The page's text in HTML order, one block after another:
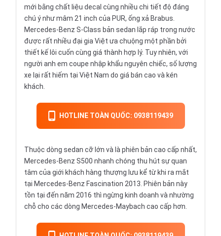
mới bằng chất liệu decal cùng nhiều chi tiết độ đáng
chú ý như mâm 21 inch của PUR, ống xả Brabus.
Mercedes-Benz S-Class bản sedan lắp ráp trong nước
được rất nhiều đại gia Việt ưa chuộng một phần bởi
thiết kế lôi cuốn cùng giá thành hợp lý. Tuy nhiên, với
người anh em coupe nhập khẩu nguyên chiếc, số lượng
xe lại rất hiếm tại Việt Nam do giá bán cao và kén
khách.
HOTLINE TOÀN QUỐC: 0938119439
Thuộc dòng sedan cỡ lớn và là phiên bản cao cấp nhất,
Mercedes-Benz S500 nhanh chóng thu hút sự quan
tâm của giới khách hàng thượng lưu kể từ khi ra mắt
tại Mercedes-Benz Fascination 2013. Phiên bản này
tồn tại đến năm 2016 thì ngừng kinh doanh và nhường
chỗ cho các dòng Mercedes-Maybach cao cấp hơn.